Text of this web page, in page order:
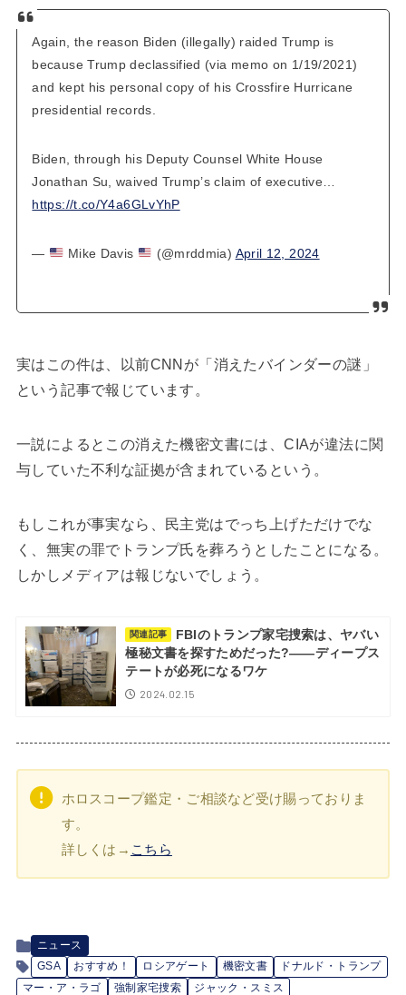
Again, the reason Biden (illegally) raided Trump is
because Trump declassified (via memo on 1/19/2021)
and kept his personal copy of his Crossfire Hurricane
presidential records.
Biden, through his Deputy Counsel White House
Jonathan Su, waived Trump’s claim of executive…
https://t.co/Y4a6GLvYhP
— Mike Davis (@mrddmia) April 12, 2024
実はこの件は、以前CNNが「消えたバインダーの謎」
という記事で報じています。
一説によるとこの消えた機密文書には、CIAが違法に関
与していた不利な証拠が含まれているという。
もしこれが事実なら、民主党はでっち上げただけでな
く、無実の罪でトランプ氏を葬ろうとしたことになる。
しかしメディアは報じないでしょう。
関連記事
FBIのトランプ家宅捜索は、ヤバい
極秘文書を探すためだった?――ディープス
テートが必死になるワケ
2024.02.15
ホロスコープ鑑定・ご相談など受け賜っておりま
す。
詳しくは→ こちら
ニュース
GSA
おすすめ！ ロシアゲート 機密文書
ドナルド・トランプ
マー・ア・ラゴ
強制家宅捜索
ジャック・スミス